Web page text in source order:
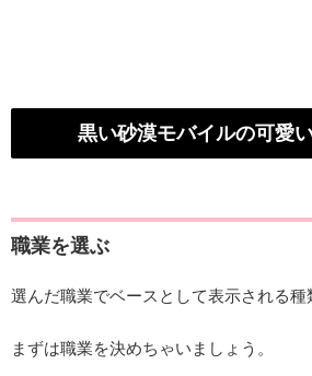
黒い砂漠モバイルの可愛
職業を選ぶ
選んだ職業でベースとして表示される種
まずは職業を決めちゃいましょう。